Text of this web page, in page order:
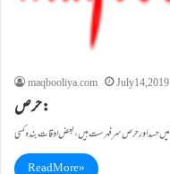
maqbooliya.com
July 14, 2019
حرص:
Read More »